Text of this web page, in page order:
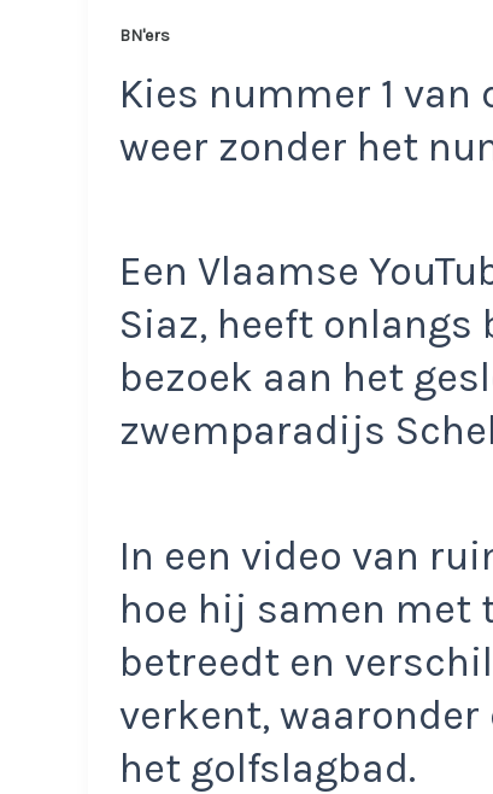
BN'ers
Kies nummer 1 van
weer zonder het
Een Vlaamse
Siaz, heeft onlangs
bezoek aan het
zwemparadijs
In een video van
hoe hij samen met
betreedt en
verkent, waaronder
het golfslagbad.